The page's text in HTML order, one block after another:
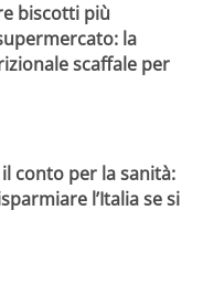
biscotti più
la
scaffale per
conto per la sanità:
l’Italia se si